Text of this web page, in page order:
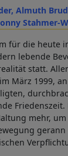
Almuth
Stahmer-
für die heute
lebende
statt.
März 1999,
mehr,